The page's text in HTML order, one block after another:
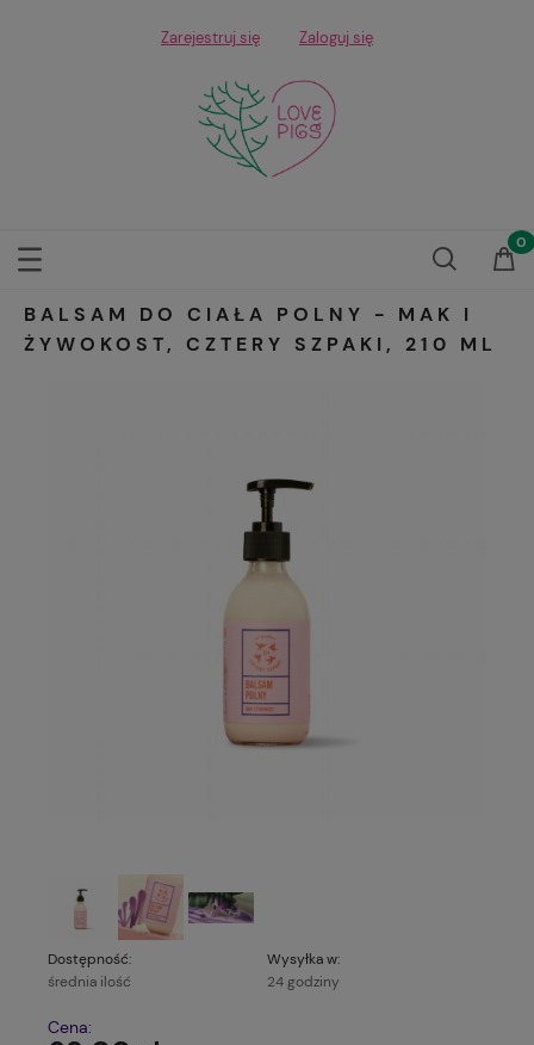
Zarejestruj się Zaloguj się
BALSAM DO CIAŁA POLNY - MAK I
ŻYWOKOST, CZTERY SZPAKI, 210 ML
Dostępność:
średnia ilość
Wysyłka w:
24 godziny
Cena: